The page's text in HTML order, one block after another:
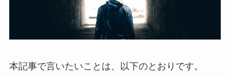
本記事で言いたいことは、以下のとおりです。